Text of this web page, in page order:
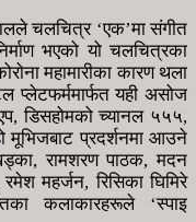
चलचित्र ‘एक’मा संगीत
भएको यो चलचित्रका
महामारीका कारण थला
प्लेटफर्ममार्फत यही असोज
डिसहोमको च्यानल ५५५,
मूभिजबाट प्रदर्शनमा आउने
रामशरण पाठक, मदन
महर्जन, रिसिका घिमिरे
कलाकारहरूले ‘स्पाइ